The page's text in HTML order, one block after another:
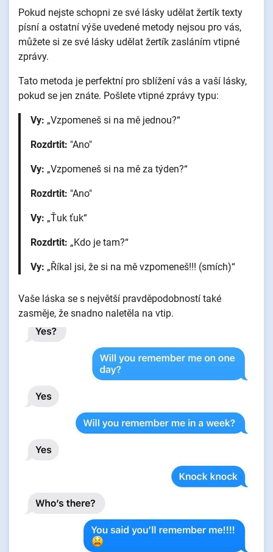
Pokud nejste schopni ze své lásky udělat žertík texty
písní a ostatní výše uvedené metody nejsou pro vás,
můžete si ze své lásky udělat žertík zasláním vtipné
zprávy.
Tato metoda je perfektní pro sblížení vás a vaší lásky,
pokud se jen znáte. Pošlete vtipné zprávy typu:
Vy: „Vzpomeneš si na mě jednou?“
Rozdrtit: "Ano"
Vy: „Vzpomeneš si na mě za týden?“
Rozdrtit: "Ano"
Vy: „Ťuk ťuk“
Rozdrtit: „Kdo je tam?“
Vy: „Říkal jsi, že si na mě vzpomeneš!!! (smích)“
Vaše láska se s největší pravděpodobností také
zasměje, že snadno naletěla na vtip.